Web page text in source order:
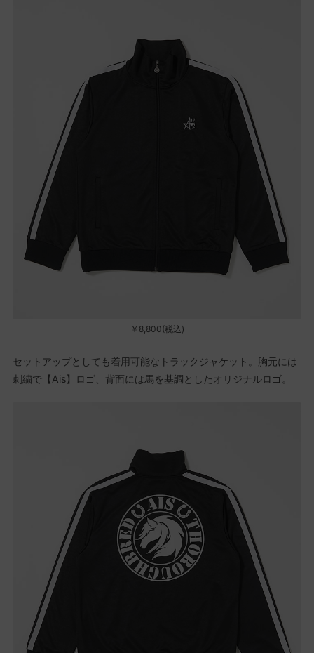
￥8,800(税込)
セットアップとしても着用可能なトラックジャケット。胸元には
刺繍で【Ais】ロゴ、背面には馬を基調としたオリジナルロゴ。